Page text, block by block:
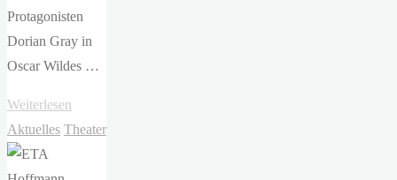
Protagonisten
Dorian Gray in
Oscar Wildes …
Weiterlesen
Wilde
Aktuelles Theater